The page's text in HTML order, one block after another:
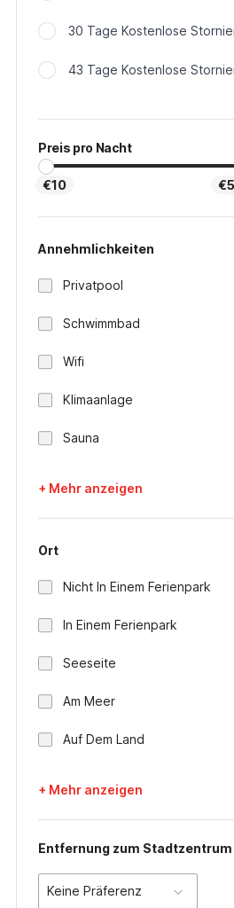
30 Tage Kostenlose
43 Tage Kostenlose
Preis pro Nacht
€10
Annehmlichkeiten
Privatpool
Schwimmbad
Wifi
Klimaanlage
Sauna
+ Mehr anzeigen
Ort
Nicht In Einem Ferienpark
In Einem Ferienpark
Seeseite
Am Meer
Auf Dem Land
+ Mehr anzeigen
Entfernung zum Stadtzentrum
Keine Präferenz